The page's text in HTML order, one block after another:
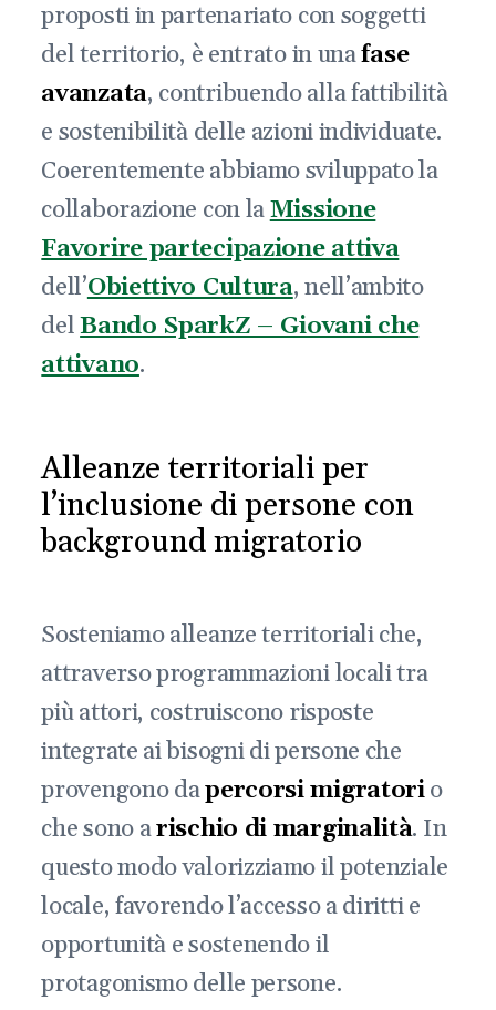
proposti in partenariato con soggetti
del territorio, è entrato in unafase
avanzata, contribuendo alla fattibilità
e sostenibilità delle azioni individuate.
Coerentemente abbiamo sviluppato la
collaborazione con laMissione
Favorire partecipazione attiva
dell’Obiettivo Cultura, nell’ambito
delBando SparkZ – Giovani che
attivano.
Alleanze territoriali per
l’inclusione di persone con
background migratorio
Sosteniamo alleanze territoriali che,
attraverso programmazioni locali tra
più attori, costruiscono risposte
integrate ai bisogni di persone che
provengono dapercorsi migratorio
che sono arischio di marginalità. In
questo modo valorizziamo il potenziale
locale, favorendo l’accesso a diritti e
opportunità e sostenendo il
protagonismo delle persone.